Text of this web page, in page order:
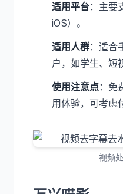
适用平台：主要
iOS）。
适用人群：适合
户，如学生、短
使用注意点：免
用体验，可考虑
视频